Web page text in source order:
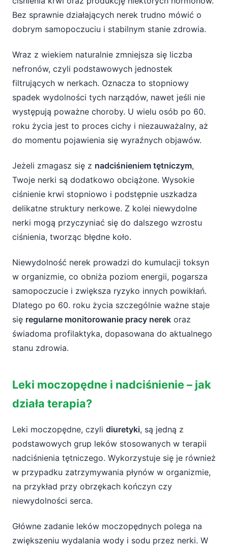
Bez sprawnie działających nerek trudno mówić o
dobrym samopoczuciu i stabilnym stanie zdrowia.
Wraz z wiekiem naturalnie zmniejsza się liczba
nefronów, czyli podstawowych jednostek
filtrujących w nerkach. Oznacza to stopniowy
spadek wydolności tych narządów, nawet jeśli nie
występują poważne choroby. U wielu osób po 60.
roku życia jest to proces cichy i niezauważalny, aż
do momentu pojawienia się wyraźnych objawów.
Jeżeli zmagasz się z nadciśnieniem tętniczym,
Twoje nerki są dodatkowo obciążone. Wysokie
ciśnienie krwi stopniowo i podstępnie uszkadza
delikatne struktury nerkowe. Z kolei niewydolne
nerki mogą przyczyniać się do dalszego wzrostu
ciśnienia, tworząc błędne koło.
Niewydolność nerek prowadzi do kumulacji toksyn
w organizmie, co obniża poziom energii, pogarsza
samopoczucie i zwiększa ryzyko innych powikłań.
Dlatego po 60. roku życia szczególnie ważne staje
się regularne monitorowanie pracy nerek oraz
świadoma profilaktyka, dopasowana do aktualnego
stanu zdrowia.
Leki moczopędne i nadciśnienie – jak
działa terapia?
Leki moczopędne, czyli diuretyki, są jedną z
podstawowych grup leków stosowanych w terapii
nadciśnienia tętniczego. Wykorzystuje się je również
w przypadku zatrzymywania płynów w organizmie,
na przykład przy obrzękach kończyn czy
niewydolności serca.
Główne zadanie leków moczopędnych polega na
zwiększeniu wydalania wody i sodu przez nerki. W